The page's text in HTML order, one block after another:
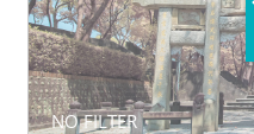
WITH STC 紅外線攝影 - 已
Z 系列NO FILTER